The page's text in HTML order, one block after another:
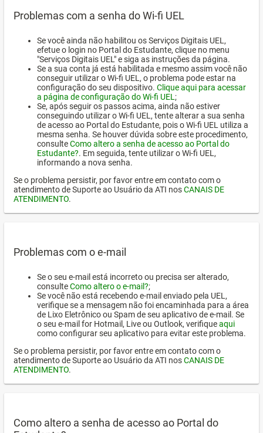
Problemas com a senha do Wi-fi UEL
Se você ainda não habilitou os Serviços Digitais UEL,
efetue o login no Portal do Estudante, clique no menu
"Serviços Digitais UEL" e siga as instruções da página.
Se a sua conta já está habilitada e mesmo assim você não
conseguir utilizar o Wi-fi UEL, o problema pode estar na
configuração do seu dispositivo. Clique aqui para acessar
a página de configuração do Wi-fi UEL ;
Se, após seguir os passos acima, ainda não estiver
conseguindo utilizar o Wi-fi UEL, tente alterar a sua senha
de acesso ao Portal do Estudante, pois o Wi-fi UEL utiliza a
mesma senha. Se houver dúvida sobre este procedimento,
consulteComo altero a senha de acesso ao Portal do
Estudante?. Em seguida, tente utilizar o Wi-fi UEL,
informando a nova senha.
Se o problema persistir, por favor entre em contato com o
atendimento de Suporte ao Usuário da ATI nosCANAIS DE
ATENDIMENTO.
Problemas com o e-mail
Se o seu e-mail está incorreto ou precisa ser alterado,
consulteComo altero o e-mail?;
Se você não está recebendo e-mail enviado pela UEL,
verifique se a mensagem não foi encaminhada para a área
de Lixo Eletrônico ou Spam de seu aplicativo de e-mail. Se
o seu e-mail for Hotmail, Live ou Outlook, verifiqueaqui
como configurar seu aplicativo para evitar este problema.
Se o problema persistir, por favor entre em contato com o
atendimento de Suporte ao Usuário da ATI nosCANAIS DE
ATENDIMENTO.
Como altero a senha de acesso ao Portal do